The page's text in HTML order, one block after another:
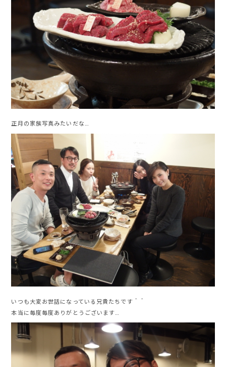
正月の家族写真みたいだな…
いつも大変お世話になっている兄貴たちです＾＾
本当に毎度毎度ありがとうございます…